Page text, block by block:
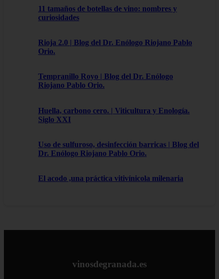
11 tamaños de botellas de vino: nombres y
curiosidades
Rioja 2.0 | Blog del Dr. Enólogo Riojano Pablo
Orio.
Tempranillo Royo | Blog del Dr. Enólogo
Riojano Pablo Orio.
Huella, carbono cero. | Viticultura y Enología.
Siglo XXI
Uso de sulfuroso, desinfección barricas | Blog del
Dr. Enólogo Riojano Pablo Orio.
El acodo ,una práctica vitivínicola milenaria
vinosdegranada.es